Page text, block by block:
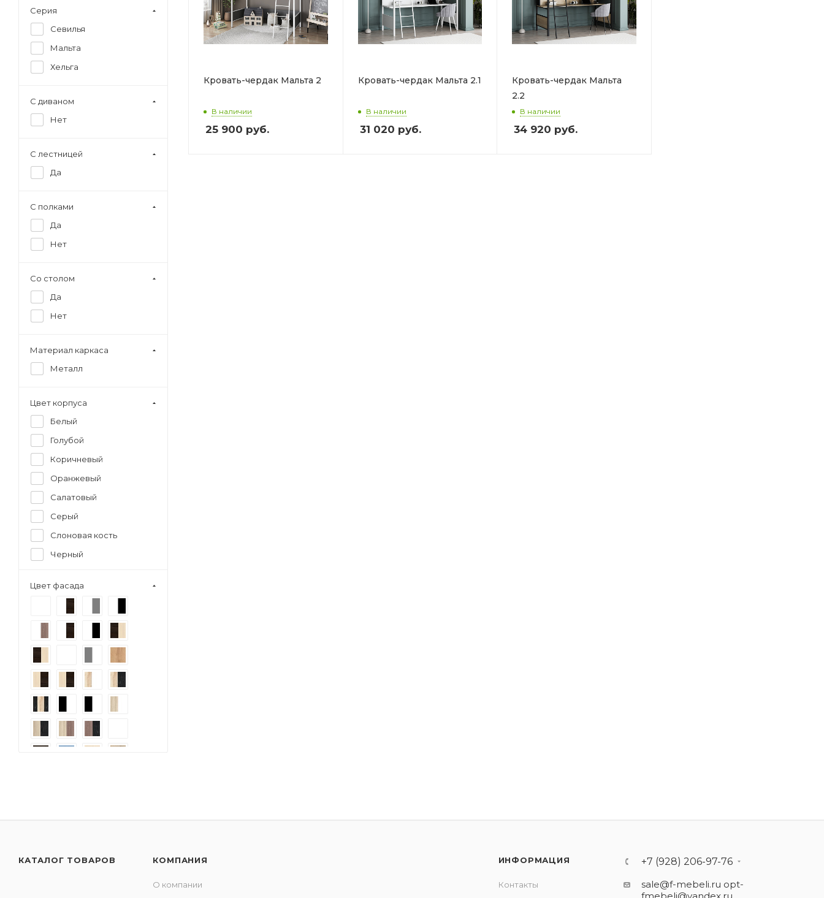
Кровать-чердак Мальта 2
В наличии
25 900 руб.
Кровать-чердак Мальта 2.1
В наличии
31 020 руб.
Кровать-чердак Мальта
2.2
В наличии
34 920 руб.
Серия
Севилья
Мальта
Хельга
С диваном
Нет
С лестницей
Да
С полками
Да
Нет
Со столом
Да
Нет
Материал каркаса
Металл
Цвет корпуса
Белый
Голубой
Коричневый
Оранжевый
Салатовый
Серый
Слоновая кость
Черный
Цвет фасада
КАТАЛОГ ТОВАРОВ КОМПАНИЯ
О компании
ИНФОРМАЦИЯ
Контакты
+7 (928) 206-97-76
sale@f-mebeli.ru opt-